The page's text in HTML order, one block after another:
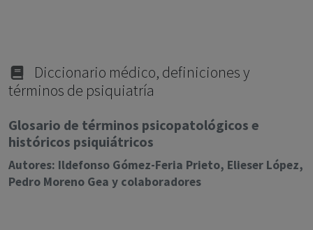
Diccionario médico, definiciones y
términos de psiquiatría
Glosario de términos psicopatológicos e
históricos psiquiátricos
Autores: Ildefonso Gómez-Feria Prieto, Elieser López,
Pedro Moreno Gea y colaboradores